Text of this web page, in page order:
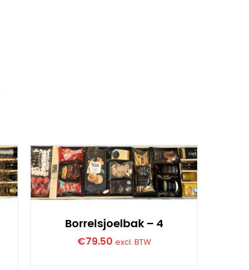
Borrelsjoelbak – 4
€79.50 excl. BTW